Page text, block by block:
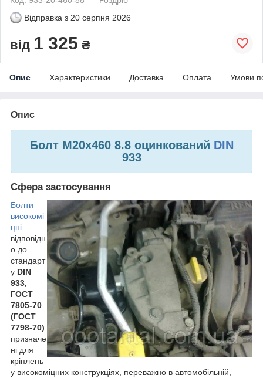
Відправка з 20 серпня 2026
від 1 325 ₴
Опис Характеристики Доставка Оплата Умови
Опис
Болт М20х460 8.8 оцинкований DIN
933
Сфера застосування
Болти
високомі
цні
відповідн
о до
стандарт
у DIN
933,
ГОСТ
7805-70
(ГОСТ
7798-70)
призначе
ні для
кріплень
у високоміцних конструкціях, переважно в автомобільній,